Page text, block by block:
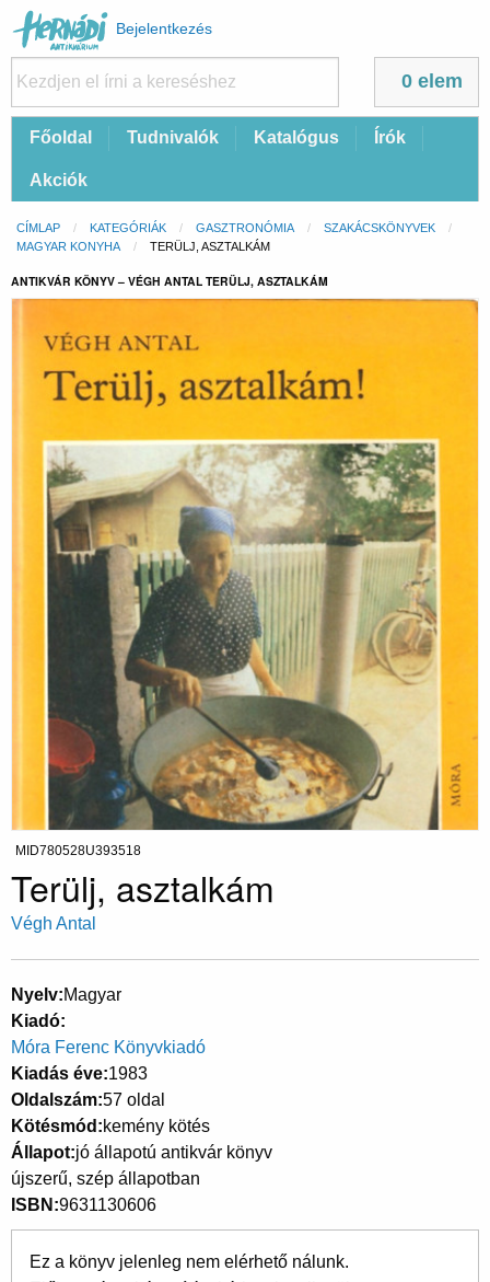
Felhasználói
fiók
menüje
Bejelentkezés
0 elem
FőFőoldal Tudnivalók Katalógus Írók
Akciók
Morzsa
CÍMLAP KATEGÓRIÁK GASZTRONÓMIA
SZAKÁCSKÖNYVEK
MAGYAR KONYHA
CURRENT:
TERÜLJ, ASZTALKÁM
ANTIKVÁR KÖNYV – VÉGH ANTAL TERÜLJ, ASZTALKÁM
MID780528U393518
Terülj, asztalkám
Végh Antal
Nyelv Magyar
Kiadó
Móra Ferenc Könyvkiadó
Kiadás éve 1983
Oldalszám 57 oldal
Kötésmód kemény kötés
Állapot jó állapotú antikvár könyv
újszerű, szép állapotban
ISBN 9631130606
Ez a könyv jelenleg nem elérhető nálunk.